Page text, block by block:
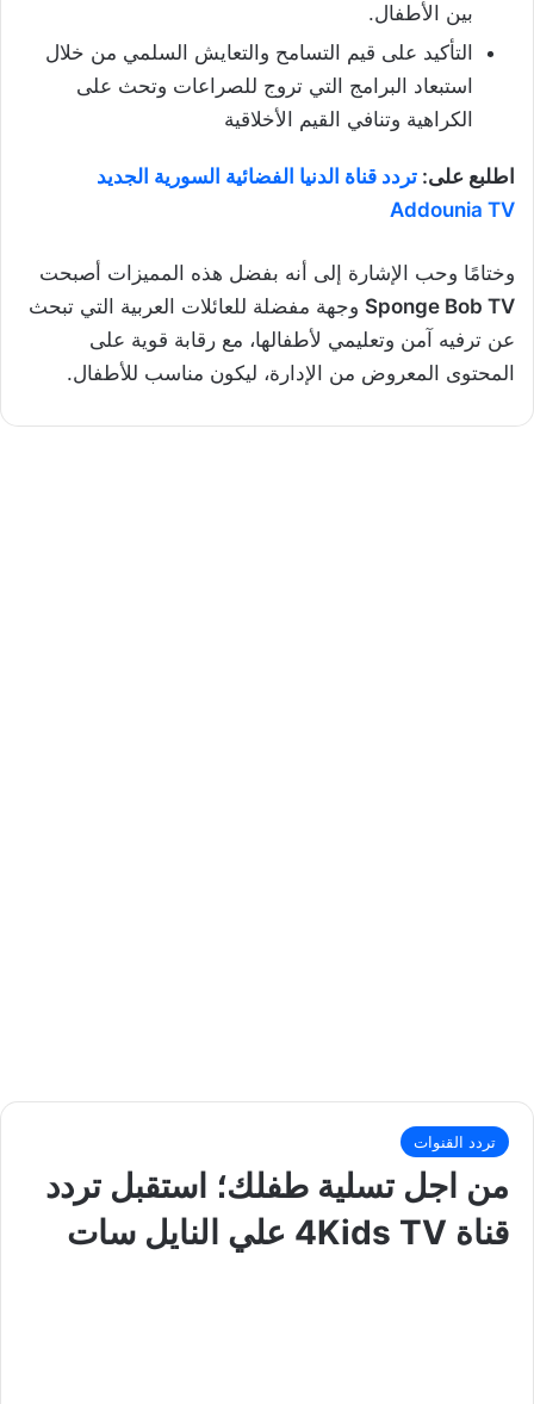
بين الأطفال.
التأكيد على قيم التسامح والتعايش السلمي من خلال
استبعاد البرامج التي تروج للصراعات وتحث على
الكراهية وتنافي القيم الأخلاقية
اطلبع على: تردد قناة الدنيا الفضائية السورية الجديد
Addounia TV
وختامًا وحب الإشارة إلى أنه بفضل هذه المميزات أصبحت
Sponge Bob TV وجهة مفضلة للعائلات العربية التي تبحث
عن ترفيه آمن وتعليمي لأطفالها، مع رقابة قوية على
المحتوى المعروض من الإدارة، ليكون مناسب للأطفال.